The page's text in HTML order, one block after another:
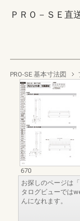
ＰＲＯ－ＳＥ直
PRO-SE 基本寸法図
670
お探しのページは
タログビューでは
んになれます。